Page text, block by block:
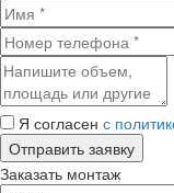
Я согласен с
Заказать монтаж